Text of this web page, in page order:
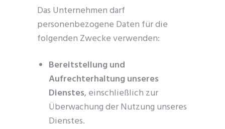
Das Unternehmen darf
personenbezogene Daten für die
folgenden Zwecke verwenden:
Bereitstellung und
Aufrechterhaltung unseres
Dienstes, einschließlich zur
Überwachung der Nutzung unseres
Dienstes.